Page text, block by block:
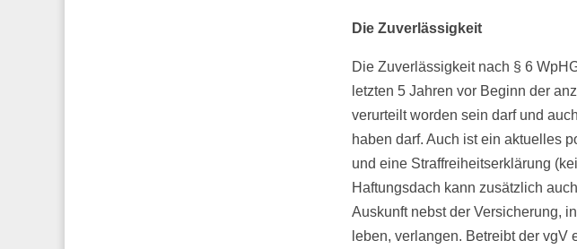
Die Zuverlässigkeit
Die Zuverlässigkeit nach § 6
letzten 5 Jahren vor Beginn der
verurteilt worden sein darf und
haben darf. Auch ist ein aktuelles
und eine Straffreiheitserklärung
Haftungsdach kann zusätzlich
Auskunft nebst der Versicherung,
leben, verlangen. Betreibt der vgV